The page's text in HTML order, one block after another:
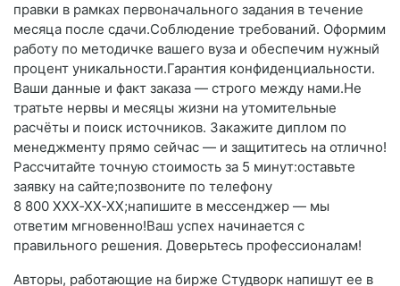
правки в рамках первоначального задания в течение
месяца после сдачи.Соблюдение требований. Оформим
работу по методичке вашего вуза и обеспечим нужный
процент уникальности.Гарантия конфиденциальности.
Ваши данные и факт заказа — строго между нами.Не
тратьте нервы и месяцы жизни на утомительные
расчёты и поиск источников. Закажите диплом по
менеджменту прямо сейчас — и защититесь на отлично!
Рассчитайте точную стоимость за 5 минут:оставьте
заявку на сайте;позвоните по телефону
8 800 XXX‑XX‑XX;напишите в мессенджер — мы
ответим мгновенно!Ваш успех начинается с
правильного решения. Доверьтесь профессионалам!
Авторы, работающие на бирже Студворк напишут ее в